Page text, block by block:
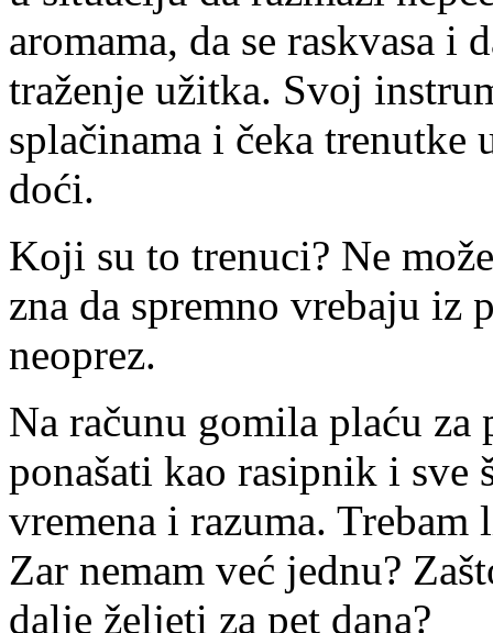
aromama, da se raskvasa i
traženje užitka. Svoj
splačinama i čeka
doći.
Koji su to trenuci? Ne
zna da spremno vrebaju
neoprez.
Na računu gomila plaću
ponašati kao rasipnik i sve
vremena i razuma. Trebam
Zar nemam već jednu?
dalje željeti za pet dana?